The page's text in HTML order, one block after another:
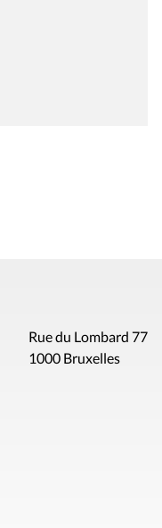
Rue du Lombard 77
1000 Bruxelles